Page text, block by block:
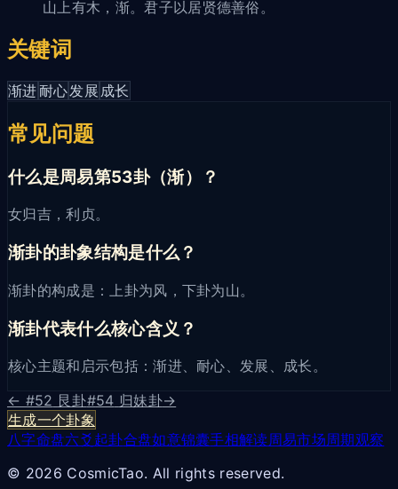
山上有木，渐。君子以居贤德善俗。
关键词
渐进耐心发展 成长
常见问题
什么是周易第53卦（渐）？
女归吉，利贞。
渐卦的卦象结构是什么？
渐卦的构成是：上卦为风，下卦为山。
渐卦代表什么核心含义？
核心主题和启示包括：渐进、耐心、发展、成长。
← #52 艮卦#54 归妹卦→
生成一个卦象
八字命盘六爻起卦合盘如意锦囊手相解读周易市场周期观察
© 2026 CosmicTao. All rights reserved.